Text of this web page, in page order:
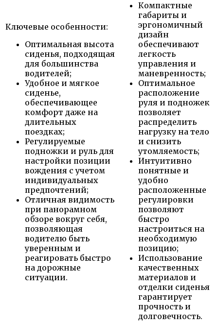
Ключевые особенности:
Оптимальная высота
сиденья, подходящая
для большинства
водителей;
Удобное и мягкое
сиденье,
обеспечивающее
комфорт даже на
длительных
поездках;
Регулируемые
подножки и руль для
настройки позиции
вождения с учетом
индивидуальных
предпочтений;
Отличная видимость
при панорамном
обзоре вокруг себя,
позволяющая
водителю быть
уверенным и
реагировать быстро
на дорожные
ситуации.
Компактные
габариты и
эргономичный
дизайн
обеспечивают
легкость
управления и
маневренность;
Оптимальное
расположение
руля и подножек
позволяет
распределить
нагрузку на тело
и снизить
утомляемость;
Интуитивно
понятные и
удобно
расположенные
регулировки
позволяют
быстро
настроиться на
необходимую
позицию;
Использование
качественных
материалов и
отделки сиденья
гарантирует
прочность и
долговечность.